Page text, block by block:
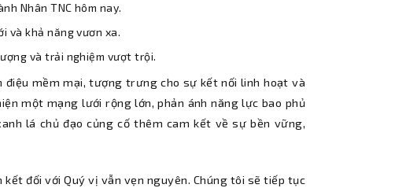
Nhân TNC hôm nay.
và khả năng vươn xa.
và trải nghiệm vượt trội.
điệu mềm mại, tượng trưng cho sự kết nối linh hoạt và
một mạng lưới rộng lớn, phản ánh năng lực bao phủ
lá chủ đạo củng cố thêm cam kết về sự bền vững,
kết đối với Quý vị vẫn vẹn nguyên. Chúng tôi sẽ tiếp tục